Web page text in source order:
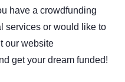
have a crowdfunding
services or would like to
our website
get your dream funded!